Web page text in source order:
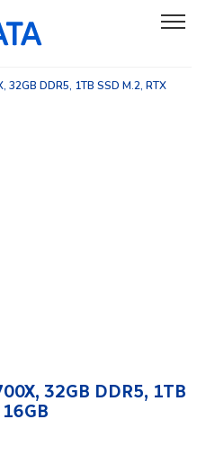
32GB DDR5, 1TB SSD M.2, RTX
32GB DDR5, 1TB